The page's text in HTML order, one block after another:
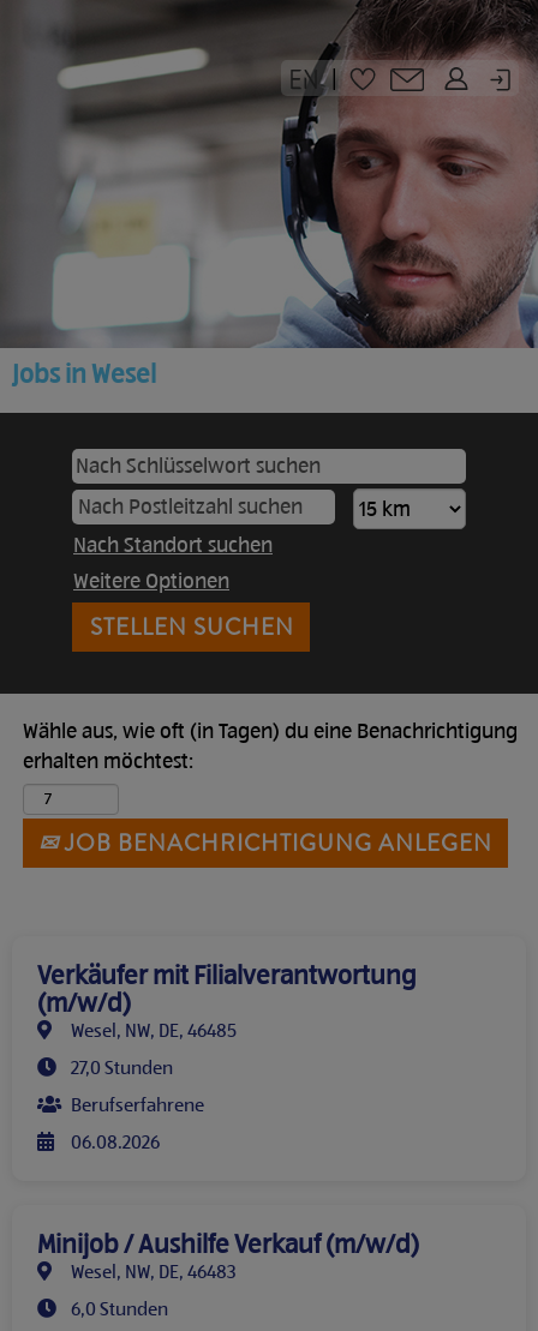
|
Jobs in Wesel
Nach Standort suchen
Weitere Optionen
Wähle aus, wie oft (in Tagen) du eine Benachrichtigung
erhalten möchtest:
JOB BENACHRICHTIGUNG ANLEGEN
Verkäufer mit Filialverantwortung
(m/w/d)
Wesel, NW, DE, 46485
27,0 Stunden
Berufserfahrene
06.08.2026
Minijob / Aushilfe Verkauf (m/w/d)
Wesel, NW, DE, 46483
6,0 Stunden